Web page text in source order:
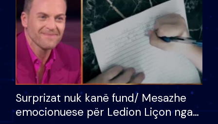
Surprizat nuk kanë fund/ Mesazhe
emocionuese për Ledion Liçon nga